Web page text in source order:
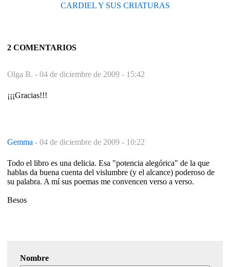
CARDIEL Y SUS CRIATURAS
2 COMENTARIOS
Olga B. - 04 de diciembre de 2009 - 15:42
¡¡¡Gracias!!!
Gemma - 04 de diciembre de 2009 - 10:22
Todo el libro es una delicia. Esa "potencia alegórica" de la que
hablas da buena cuenta del vislumbre (y el alcance) poderoso de
su palabra. A mí sus poemas me convencen verso a verso.
Besos
Nombre